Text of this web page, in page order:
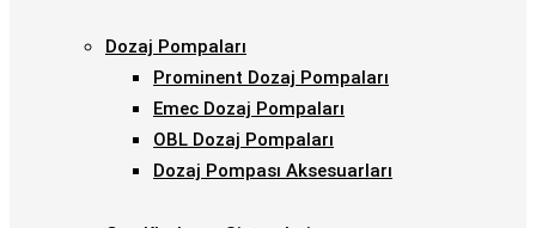
Dozaj Pompaları
Prominent Dozaj Pompaları
Emec Dozaj Pompaları
OBL Dozaj Pompaları
Dozaj Pompası Aksesuarları